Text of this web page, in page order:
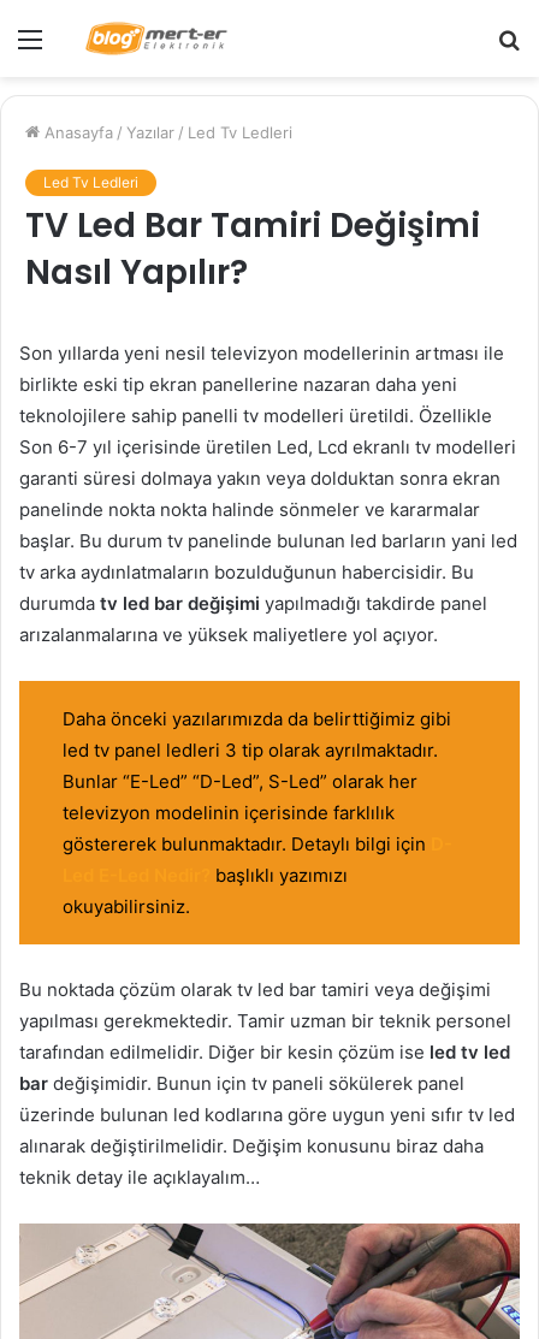
Menü
Anasayfa / Yazılar / Led Tv Ledleri
Led Tv Ledleri
TV Led Bar Tamiri Değişimi
Nasıl Yapılır?
Son yıllarda yeni nesil televizyon modellerinin artması ile
birlikte eski tip ekran panellerine nazaran daha yeni
teknolojilere sahip panelli tv modelleri üretildi. Özellikle
Son 6-7 yıl içerisinde üretilen Led, Lcd ekranlı tv modelleri
garanti süresi dolmaya yakın veya dolduktan sonra ekran
panelinde nokta nokta halinde sönmeler ve kararmalar
başlar. Bu durum tv panelinde bulunan led barların yani led
tv arka aydınlatmaların bozulduğunun habercisidir. Bu
durumda tv led bar değişimi yapılmadığı takdirde panel
arızalanmalarına ve yüksek maliyetlere yol açıyor.
Daha önceki yazılarımızda da belirttiğimiz gibi
led tv panel ledleri 3 tip olarak ayrılmaktadır.
Bunlar “E-Led” “D-Led”, S-Led” olarak her
televizyon modelinin içerisinde farklılık
göstererek bulunmaktadır. Detaylı bilgi için
başlıklı yazımızı
okuyabilirsiniz.
Bu noktada çözüm olarak tv led bar tamiri veya değişimi
yapılması gerekmektedir. Tamir uzman bir teknik personel
tarafından edilmelidir. Diğer bir kesin çözüm ise led tv led
bar değişimidir. Bunun için tv paneli sökülerek panel
üzerinde bulunan led kodlarına göre uygun yeni sıfır tv led
alınarak değiştirilmelidir. Değişim konusunu biraz daha
teknik detay ile açıklayalım…